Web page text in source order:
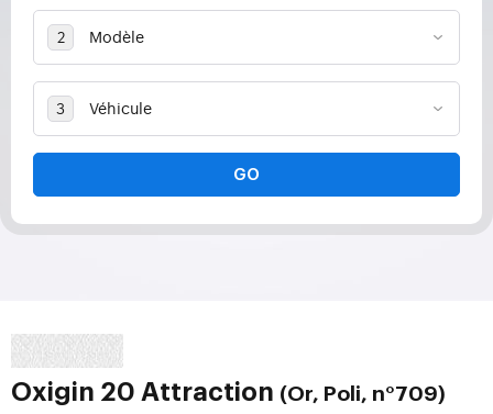
GO
Oxigin 20 Attraction (Or, Poli, n°709)